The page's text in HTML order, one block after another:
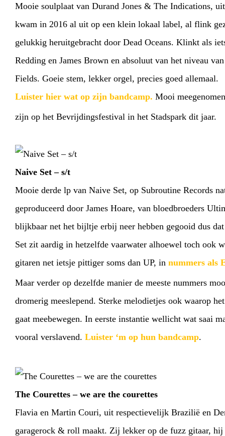
HOME AGENDAARTDIVISION
WEBSHOP MY
Mooie soulplaat van Durand Jones & The Indications,
kwam in 2016 al uit op een klein lokaal label, al flink
gelukkig heruitgebracht door Dead Oceans. Klinkt als
Redding en James Brown en absoluut van het niveau
Fields. Goeie stem, lekker orgel, precies goed allemaal.
Luister hier wat op zijn bandcamp. Mooi
zijn op het Bevrijdingsfestival in het Stadspark dit jaar.
Naive Set – s/t
Mooie derde lp van Naive Set, op Subroutine Records
geproduceerd door James Hoare, van bloedbroeders
blijkbaar net het bijltje erbij neer hebben gegooid dus
Set zit aardig in hetzelfde vaarwater alhoewel toch ook
gitaren net ietsje pittiger soms dan UP, in nummers als
Maar verder op dezelfde manier de meeste nummers
dromerig meeslepend. Sterke melodietjes ook waarop
gaat meebewegen. In eerste instantie wellicht wat saai
vooral verslavend. Luister ‘m op hun bandcamp.
The Courettes – we are the courettes
Flavia en Martin Couri, uit respectievelijk Brazilië en
garagerock & roll maakt. Zij lekker op de fuzz gitaar,